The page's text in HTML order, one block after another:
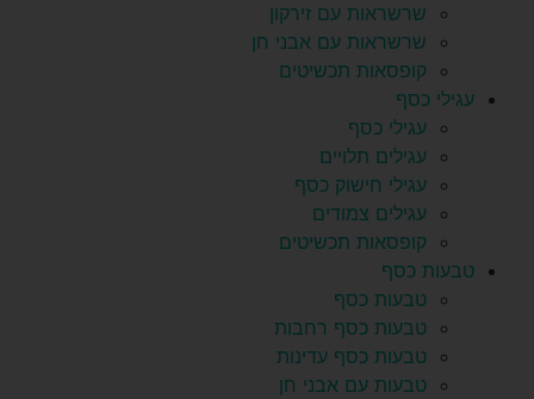
שרשראות עם זירקון
שרשראות עם אבני חן
קופסאות תכשיטים
עגילי כסף
עגילי כסף
עגילים תלויים
עגילי חישוק כסף
עגילים צמודים
קופסאות תכשיטים
טבעות כסף
טבעות כסף
טבעות כסף רחבות
טבעות כסף עדינות
טבעות עם אבני חן